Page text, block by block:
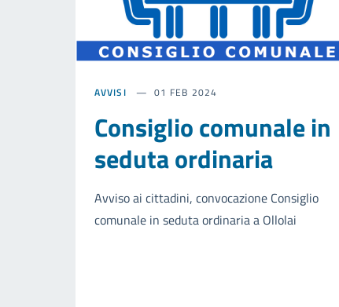
AVVISI 01 FEB 2024
Consiglio comunale in
seduta ordinaria
Avviso ai cittadini, convocazione Consiglio
comunale in seduta ordinaria a Ollolai